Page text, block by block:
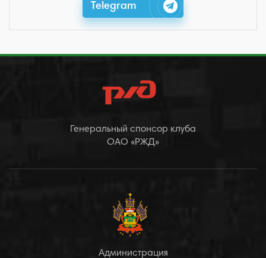
Telegram
Генеральный спонсор клуба
ОАО «РЖД»
Администрация